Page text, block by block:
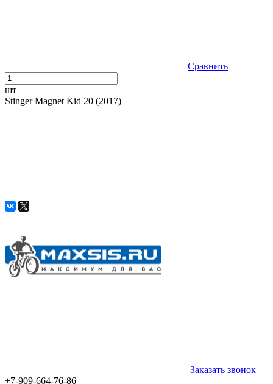
Сравнить
шт
Stinger Magnet Kid 20 (2017)
Заказать звонок
+7-909-664-76-86